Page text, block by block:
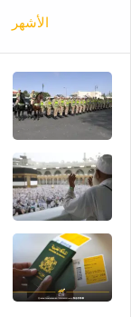
الأشهر